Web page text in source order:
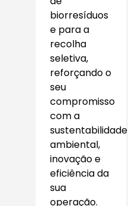
biorresíduos
e para a
recolha
seletiva,
reforçando o
seu
compromisso
com a
sustentabilidade
ambiental,
inovação e
eficiência da
sua
operação.